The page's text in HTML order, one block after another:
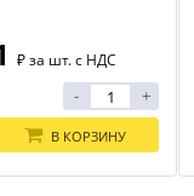
₽за шт. с НДС
- +
В КОРЗИНУ